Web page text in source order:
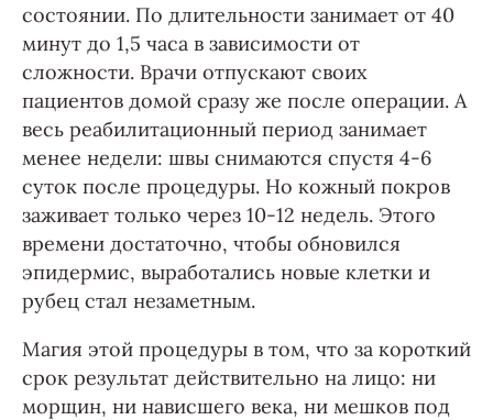
состоянии. По длительности занимает от 40
минут до 1,5 часа в зависимости от
сложности. Врачи отпускают своих
пациентов домой сразу же после операции. А
весь реабилитационный период занимает
менее недели: швы снимаются спустя 4-6
суток после процедуры. Но кожный покров
заживает только через 10-12 недель. Этого
времени достаточно, чтобы обновился
эпидермис, выработались новые клетки и
рубец стал незаметным.
Магия этой процедуры в том, что за короткий
срок результат действительно на лицо: ни
морщин, ни нависшего века, ни мешков под